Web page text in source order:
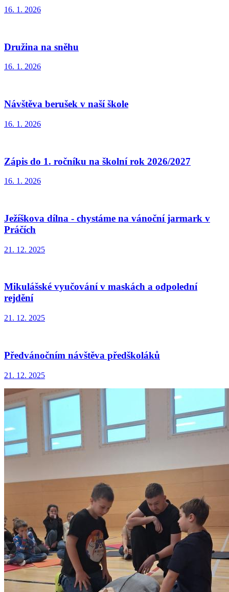
16. 1. 2026
Družina na sněhu
16. 1. 2026
Návštěva berušek v naší škole
16. 1. 2026
Zápis do 1. ročníku na školní rok 2026/2027
16. 1. 2026
Ježíškova dílna - chystáme na vánoční jarmark v
Práčích
21. 12. 2025
Mikulášské vyučování v maskách a odpolední
rejdění
21. 12. 2025
Předvánočním návštěva předškoláků
21. 12. 2025